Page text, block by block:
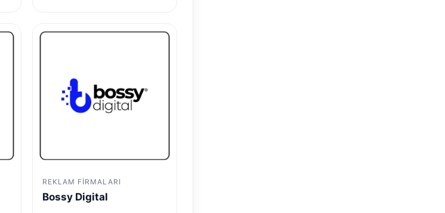
REKLAM FIRMALARI
Bossy Digital